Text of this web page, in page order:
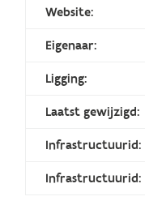
Website:
Eigenaar:
Ligging:
Laatst gewijzigd:
Infrastructuurid:
Infrastructuurid: